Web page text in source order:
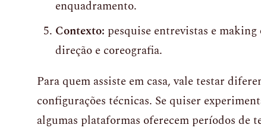
enquadramento.
Contexto: pesquise entrevistas e
direção e coreografia.
Para quem assiste em casa, vale testar
configurações técnicas. Se quiser
algumas plataformas oferecem períodos de